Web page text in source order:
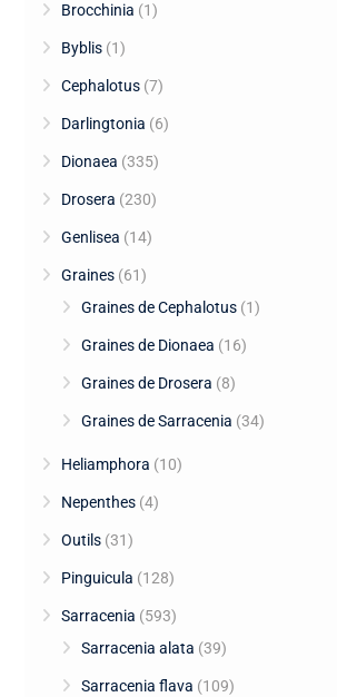
Brocchinia (1)
Byblis (1)
Cephalotus (7)
Darlingtonia (6)
Dionaea (335)
Drosera (230)
Genlisea (14)
Graines (61)
Graines de Cephalotus (1)
Graines de Dionaea (16)
Graines de Drosera (8)
Graines de Sarracenia (34)
Heliamphora (10)
Nepenthes (4)
Outils (31)
Pinguicula (128)
Sarracenia (593)
Sarracenia alata (39)
Sarracenia flava (109)